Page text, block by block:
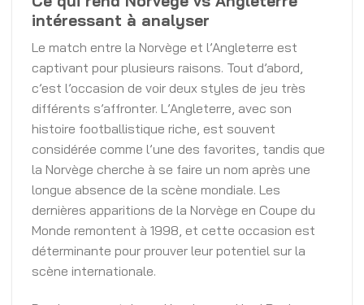
intéressant à analyser
Le match entre la Norvège et l’Angleterre est
captivant pour plusieurs raisons. Tout d’abord,
c’est l’occasion de voir deux styles de jeu très
différents s’affronter. L’Angleterre, avec son
histoire footballistique riche, est souvent
considérée comme l’une des favorites, tandis que
la Norvège cherche à se faire un nom après une
longue absence de la scène mondiale. Les
dernières apparitions de la Norvège en Coupe du
Monde remontent à 1998, et cette occasion est
déterminante pour prouver leur potentiel sur la
scène internationale.